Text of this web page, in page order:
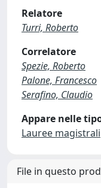
Relatore
Turri, Roberto
Correlatore
Spezie, Roberto
Palone, Francesco
Serafino, Claudio
Appare nelle
Lauree magistrali
File in questo